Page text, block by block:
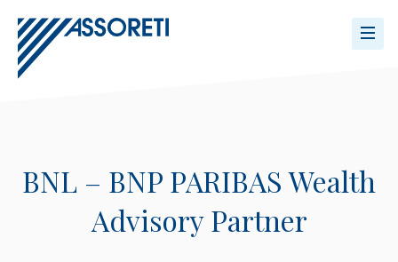
BNL – BNP PARIBAS Wealth
Advisory Partner